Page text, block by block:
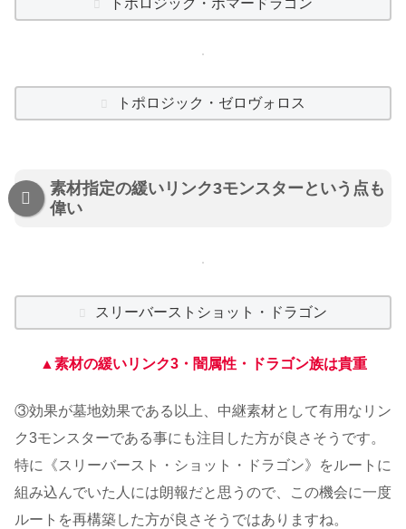
トポロジック・ゼロヴォロス
素材指定の緩いリンク3モンスターという点も
偉い
スリーバーストショット・ドラゴン
▲素材の緩いリンク3・闇属性・ドラゴン族は貴重
③効果が墓地効果である以上、中継素材として有用なリン
ク3モンスターである事にも注目した方が良さそうです。
特に《スリーバースト・ショット・ドラゴン》をルートに
組み込んでいた人には朗報だと思うので、この機会に一度
ルートを再構築した方が良さそうではありますね。